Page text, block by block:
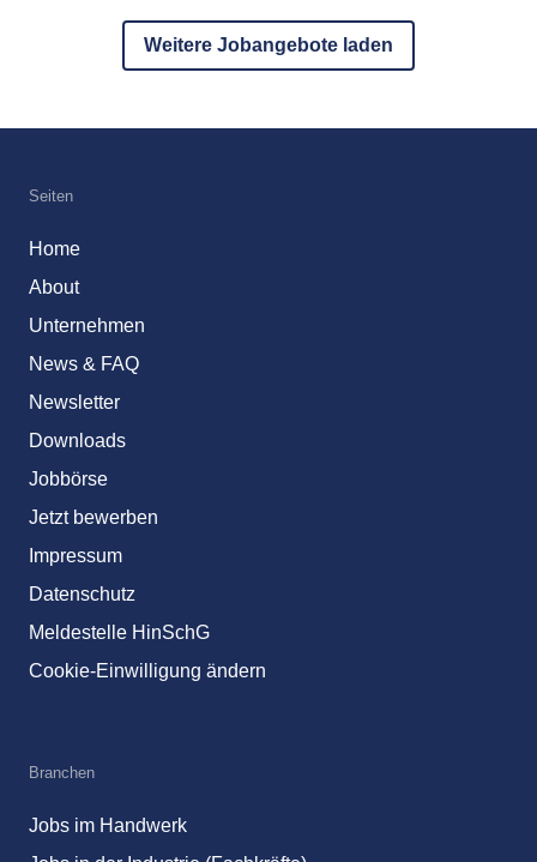
Weitere Jobangebote laden
Seiten
Home
About
Unternehmen
News & FAQ
Newsletter
Downloads
Jobbörse
Jetzt bewerben
Impressum
Datenschutz
Meldestelle HinSchG
Cookie-Einwilligung ändern
Branchen
Jobs im Handwerk